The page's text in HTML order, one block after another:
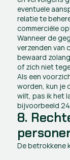
eventuele
relatie te
commerciële
Wanneer de
verzenden van
bewaard
of zich niet
Als een
worden, kun je
wilt, pas ik het
bijvoorbeeld
8.
De betrokkene